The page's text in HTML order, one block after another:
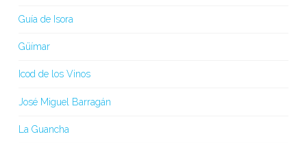
Guía de Isora
Güímar
Icod de los Vinos
José Miguel Barragán
La Guancha